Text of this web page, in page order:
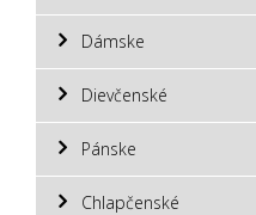
Dámske
Dievčenské
Pánske
Chlapčenské